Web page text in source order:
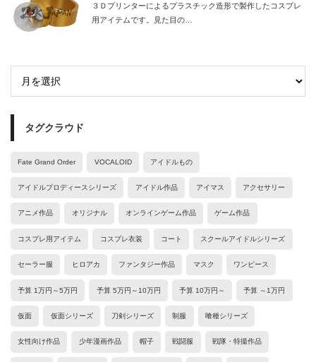
３Ｄプリンターによるプラスチック造形で製作したコスプレ
用アイテムです。見た目の…
タグクラウド
Fate Grand Order VOCALOID アイドルもの
アイドルプロディースシリーズ アイドル作品 アイマス アクセサリー
アニメ作品 オリジナル オンラインゲーム作品 ゲーム作品
コスプレ用アイテム コスプレ衣装 コート スクールアイドルシリーズ
セーラー服 ヒロアカ ファンタジー作品 マスク ワンピース
予算 1万円～5万円 予算 5万円～10万円 予算 10万円～ 予算 ～1万円
仮面 仮面シリーズ 刀剣シリーズ 制服 喰種シリーズ
女性向け作品 少年漫画作品 帽子 戦闘服 戦隊・特撮作品